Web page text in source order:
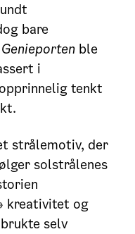
bare
Genieporten ble
i
tenkt
strålemotiv, der
solstrålenes
kreativitet og
selv